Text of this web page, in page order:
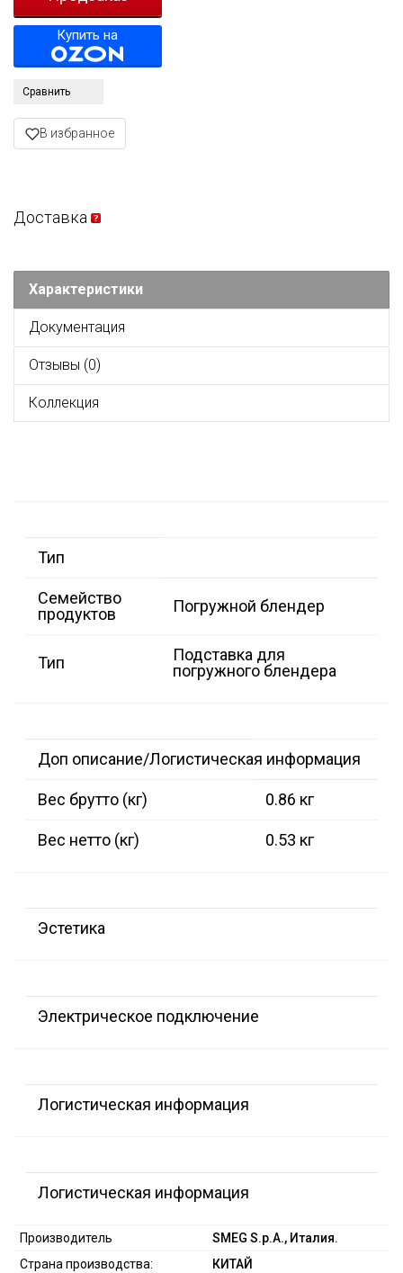
Купить на
Сравнить
В избранное
Доставка
Характеристики
Документация
Отзывы (0)
Коллекция
Тип
Семейство
продуктов
Погружной блендер
Тип
Подставка для
погружного блендера
Доп описание/Логистическая информация
Вес брутто (кг) 0.86 кг
Вес нетто (кг) 0.53 кг
Эстетика
Электрическое подключение
Логистическая информация
Логистическая информация
Производитель
SMEG S.p.A., Италия.
Страна производства:
КИТАЙ